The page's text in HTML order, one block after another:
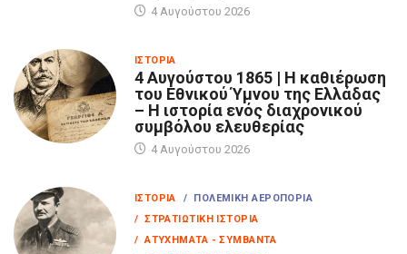
4 Αυγούστου 2026
ΙΣΤΟΡΊΑ
4 Αυγούστου 1865 | Η καθιέρωση
του Εθνικού Ύμνου της Ελλάδας
– Η ιστορία ενός διαχρονικού
συμβόλου ελευθερίας
4 Αυγούστου 2026
ΙΣΤΟΡΊΑ
/ ΠΟΛΕΜΙΚΉ ΑΕΡΟΠΟΡΊΑ
/ ΣΤΡΑΤΙΩΤΙΚΉ ΙΣΤΟΡΊΑ
/ ΑΤΥΧΉΜΑΤΑ - ΣΥΜΒΆΝΤΑ